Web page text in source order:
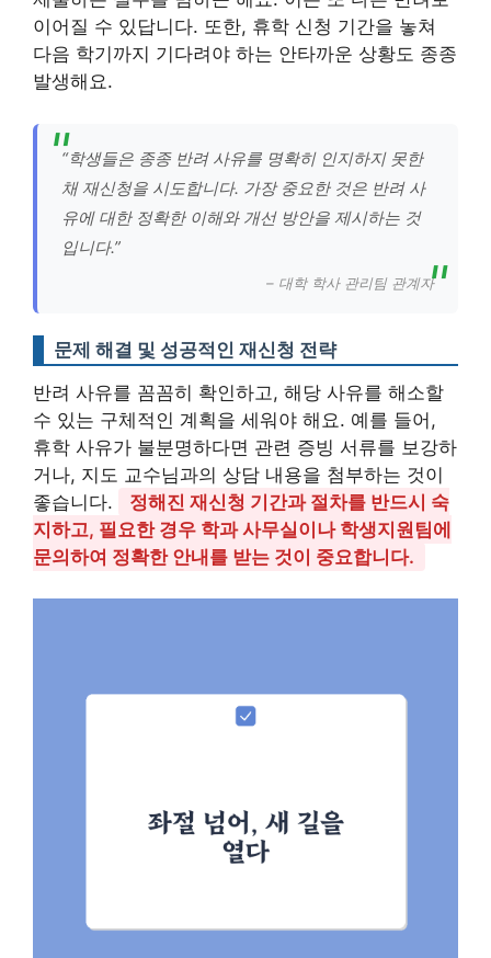
이어질 수 있답니다. 또한, 휴학 신청 기간을 놓쳐
다음 학기까지 기다려야 하는 안타까운 상황도 종종
발생해요.
“학생들은 종종 반려 사유를 명확히 인지하지 못한
채 재신청을 시도합니다. 가장 중요한 것은 반려 사
유에 대한 정확한 이해와 개선 방안을 제시하는 것
입니다.”
– 대학 학사 관리팀 관계자
문제 해결 및 성공적인 재신청 전략
반려 사유를 꼼꼼히 확인하고, 해당 사유를 해소할
수 있는 구체적인 계획을 세워야 해요. 예를 들어,
휴학 사유가 불분명하다면 관련 증빙 서류를 보강하
거나, 지도 교수님과의 상담 내용을 첨부하는 것이
좋습니다.
정해진 재신청 기간과 절차를 반드시 숙
지하고, 필요한 경우 학과 사무실이나 학생지원팀에
문의하여 정확한 안내를 받는 것이 중요합니다.